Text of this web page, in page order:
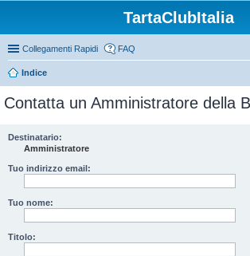
TartaClubItalia
Collegamenti Rapidi FAQ
Indice
Contatta un Amministratore della
Destinatario:
Amministratore
Tuo indirizzo email:
Tuo nome:
Titolo: